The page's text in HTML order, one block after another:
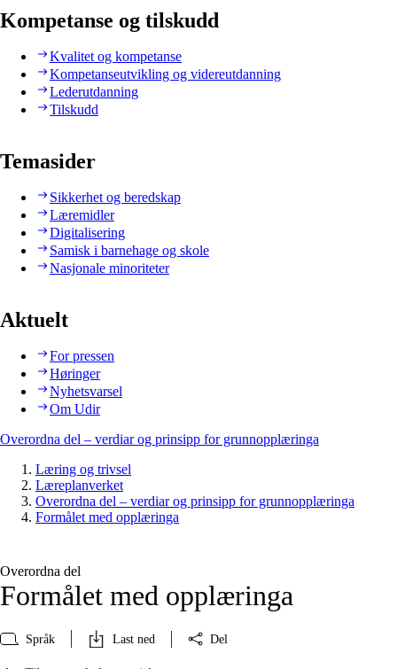
Kompetanse og tilskudd
Kvalitet og kompetanse
Kompetanseutvikling og videreutdanning
Lederutdanning
Tilskudd
Temasider
Sikkerhet og beredskap
Læremidler
Digitalisering
Samisk i barnehage og skole
Nasjonale minoriteter
Aktuelt
For pressen
Høringer
Nyhetsvarsel
Om Udir
Overordna del – verdiar og prinsipp for grunnopplæringa
Læring og trivsel
Læreplanverket
Overordna del – verdiar og prinsipp for grunnopplæringa
Formålet med opplæringa
Overordna del
Formålet med opplæringa
Språk Last ned Del